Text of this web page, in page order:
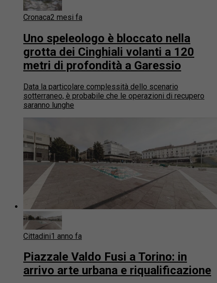
Cronaca2 mesi fa
Uno speleologo è bloccato nella
grotta dei Cinghiali volanti a 120
metri di profondità a Garessio
Data la particolare complessità dello scenario
sotterraneo, è probabile che le operazioni di recupero
saranno lunghe
Cittadini1 anno fa
Piazzale Valdo Fusi a Torino: in
arrivo arte urbana e riqualificazione